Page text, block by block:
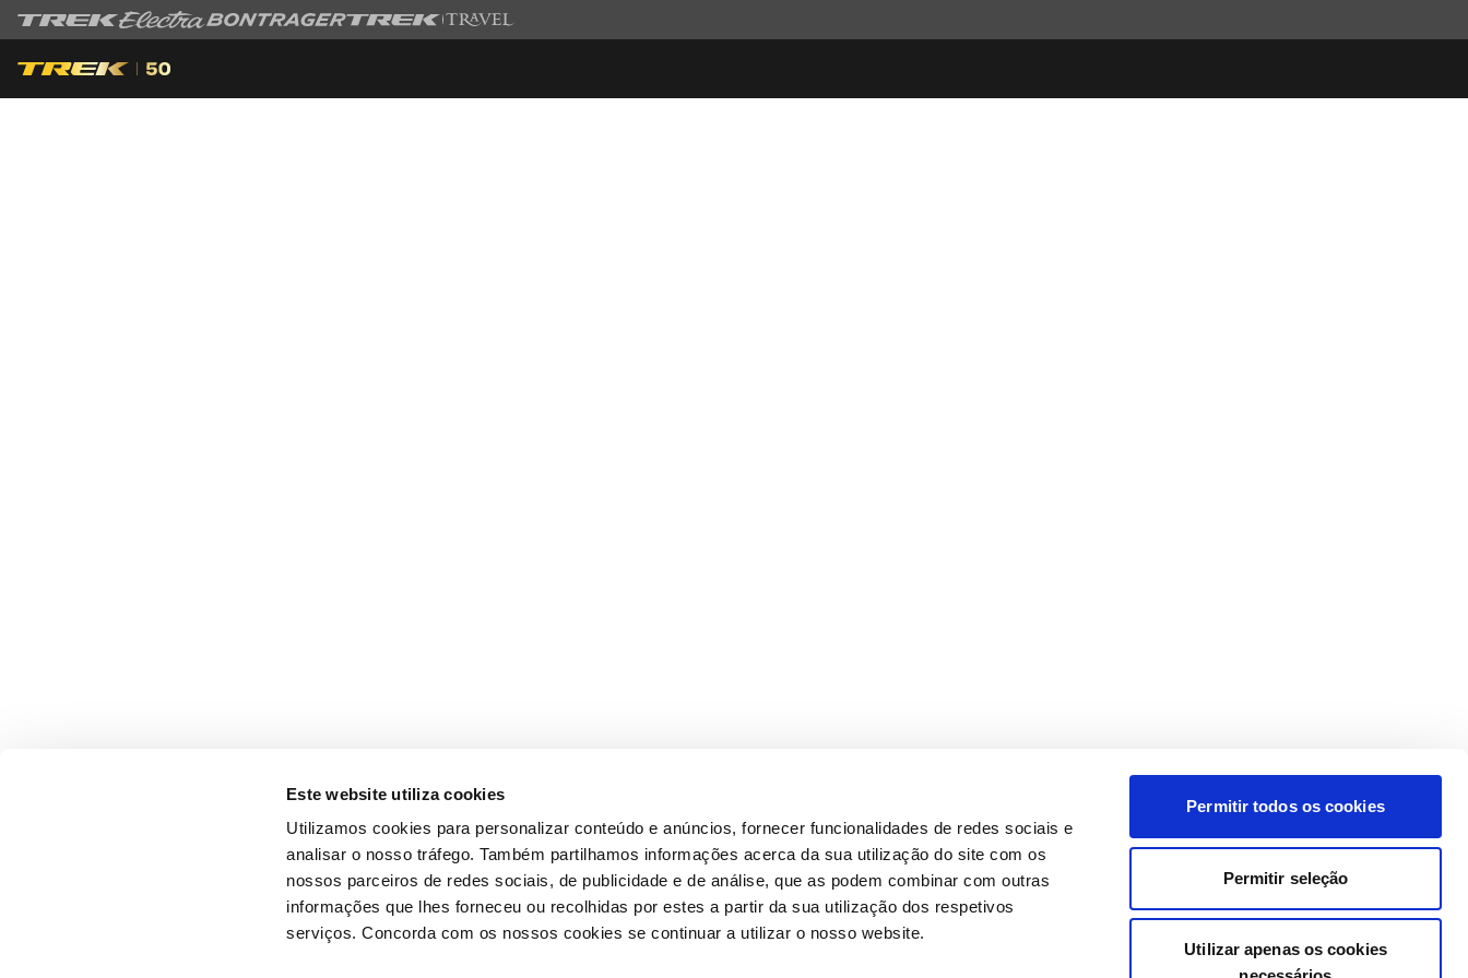
Este website utiliza cookies
Utilizamos cookies para personalizar conteúdo e anúncios, fornecer funcionalidades de redes sociais e
analisar o nosso tráfego. Também partilhamos informações acerca da sua utilização do site com os
nossos parceiros de redes sociais, de publicidade e de análise, que as podem combinar com outras
informações que lhes forneceu ou recolhidas por estes a partir da sua utilização dos respetivos
serviços. Concorda com os nossos cookies se continuar a utilizar o nosso website.
Permitir todos os cookies
Permitir seleção
Utilizar apenas os cookies